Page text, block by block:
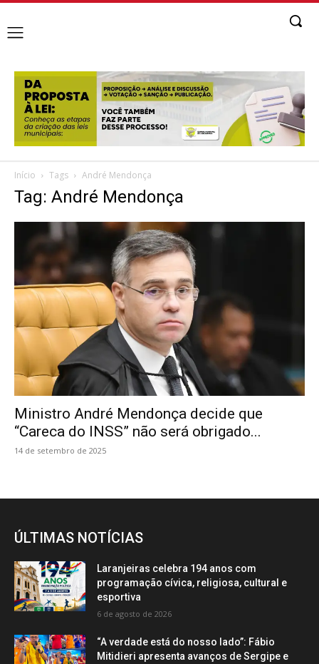
Início Tags André Mendonça
Tag: André Mendonça
Ministro André Mendonça decide que
“Careca do INSS” não será obrigado...
14 de setembro de 2025
ÚLTIMAS NOTÍCIAS
Laranjeiras celebra 194 anos com
programação cívica, religiosa, cultural e
esportiva
6 de agosto de 2026
“A verdade está do nosso lado”: Fábio
Mitidieri apresenta avanços de Sergipe e